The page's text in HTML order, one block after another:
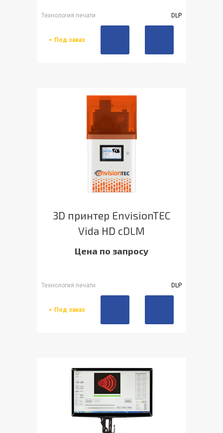
Технология печати DLP
Под заказ
3D принтер EnvisionTEC
Vida HD cDLM
Цена по запросу
Технология печати DLP
Под заказ